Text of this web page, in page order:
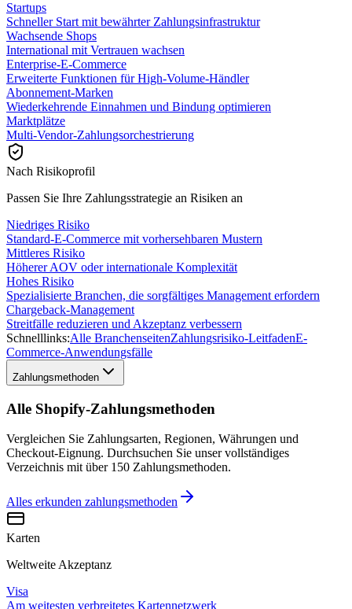
Startups
Schneller Start mit bewährter Zahlungsinfrastruktur
Wachsende Shops
International mit Vertrauen wachsen
Enterprise-E-Commerce
Erweiterte Funktionen für High-Volume-Händler
Abonnement-Marken
Wiederkehrende Einnahmen und Bindung optimieren
Marktplätze
Multi-Vendor-Zahlungsorchestrierung
Nach Risikoprofil
Passen Sie Ihre Zahlungsstrategie an Risiken an
Niedriges Risiko
Standard-E-Commerce mit vorhersehbaren Mustern
Mittleres Risiko
Höherer AOV oder internationale Komplexität
Hohes Risiko
Spezialisierte Branchen, die sorgfältiges Management erfordern
Chargeback-Management
Streitfälle reduzieren und Akzeptanz verbessern
Schnelllinks:Alle BranchenseitenZahlungsrisiko-LeitfadenE-
Commerce-Anwendungsfälle
Zahlungsmethoden
Alle Shopify-Zahlungsmethoden
Vergleichen Sie Zahlungsarten, Regionen, Währungen und
Checkout-Eignung. Durchsuchen Sie unser vollständiges
Verzeichnis mit über 150 Zahlungsmethoden.
Alles erkunden zahlungsmethoden
Karten
Weltweite Akzeptanz
Visa
Am weitesten verbreitetes Kartennetzwerk